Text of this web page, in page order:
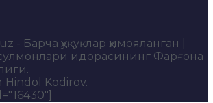
- Барча ҳуқуқлар ҳимояланган |
идорасининг Фарғона
.
Hindol Kodirov.